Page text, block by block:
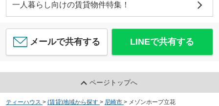
一人暮らし向けの賃貸物件特集！
メールで共有する LINEで共有する
ページトップへ
ティーハウス > (賃貸)地域から探す > 尼崎市 > メゾンホープ立花